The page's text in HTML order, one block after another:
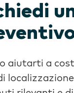
aiutarti a